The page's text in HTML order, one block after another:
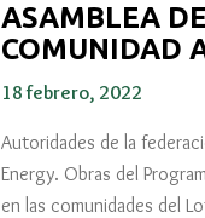
ASAMBLEA
COMUNIDAD
18 febrero, 2022
Autoridades de la
Energy. Obras del
en las comunidades del